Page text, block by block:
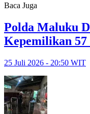
Baca Juga
Polda Maluku
Kepemilikan
25 Juli 2026 - 20:50 WIT